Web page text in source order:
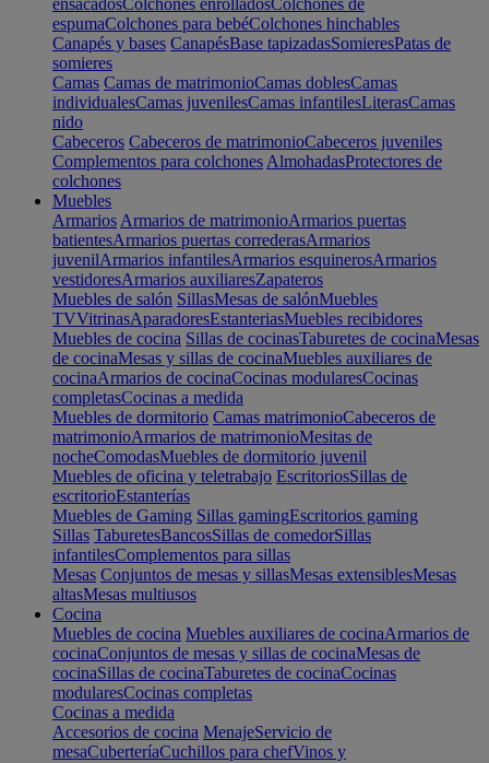
ensacadosColchones enrolladosColchones de
espumaColchones para bebéColchones hinchables
Canapés y bases CanapésBase tapizadasSomieresPatas de
somieres
Camas Camas de matrimonioCamas doblesCamas
individualesCamas juvenilesCamas infantilesLiterasCamas
nido
Cabeceros Cabeceros de matrimonioCabeceros juveniles
Complementos para colchones AlmohadasProtectores de
colchones
Muebles
Armarios Armarios de matrimonioArmarios puertas
batientesArmarios puertas correderasArmarios
juvenilArmarios infantilesArmarios esquinerosArmarios
vestidoresArmarios auxiliaresZapateros
Muebles de salón SillasMesas de salónMuebles
TVVitrinasAparadoresEstanteriasMuebles recibidores
Muebles de cocina Sillas de cocinasTaburetes de cocinaMesas
de cocinaMesas y sillas de cocinaMuebles auxiliares de
cocinaArmarios de cocinaCocinas modularesCocinas
completasCocinas a medida
Muebles de dormitorio Camas matrimonioCabeceros de
matrimonioArmarios de matrimonioMesitas de
nocheComodasMuebles de dormitorio juvenil
Muebles de oficina y teletrabajo EscritoriosSillas de
escritorioEstanterías
Muebles de Gaming Sillas gamingEscritorios gaming
Sillas TaburetesBancosSillas de comedorSillas
infantilesComplementos para sillas
Mesas Conjuntos de mesas y sillasMesas extensiblesMesas
altasMesas multiusos
Cocina
Muebles de cocina Muebles auxiliares de cocinaArmarios de
cocinaConjuntos de mesas y sillas de cocinaMesas de
cocinaSillas de cocinaTaburetes de cocinaCocinas
modularesCocinas completas
Cocinas a medida
Accesorios de cocina MenajeServicio de
mesaCuberteríaCuchillos para chefVinos y